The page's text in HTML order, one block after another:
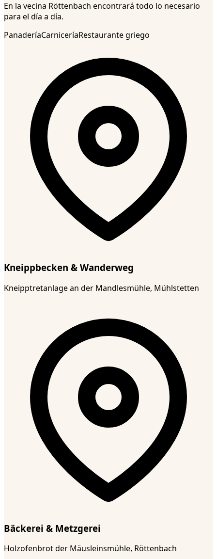
En la vecina Röttenbach encontrará todo lo necesario
para el día a día.
PanaderíaCarniceríaRestaurante griego
Kneippbecken & Wanderweg
Kneipptretanlage an der Mandlesmühle, Mühlstetten
Bäckerei & Metzgerei
Holzofenbrot der Mäusleinsmühle, Röttenbach